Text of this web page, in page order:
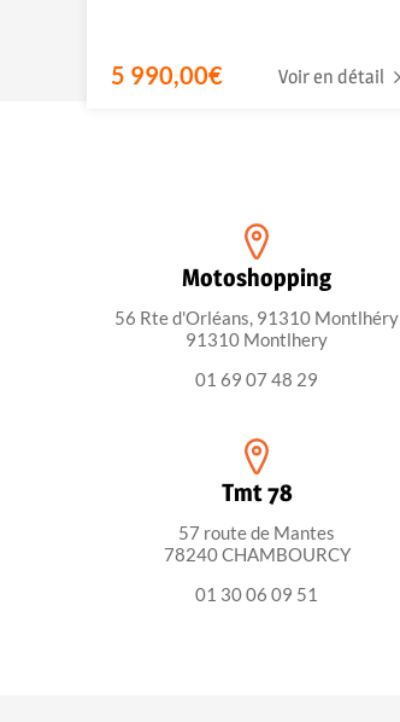
5 990,00€ Voir en détail
Motoshopping
56 Rte d'Orléans, 91310 Montlhéry
91310 Montlhery
01 69 07 48 29
Tmt 78
57 route de Mantes
78240 CHAMBOURCY
01 30 06 09 51